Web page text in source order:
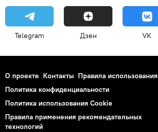
Telegram Дзен VK
О проекте Контакты Правила использования
Политика конфиденциальности
Политика использования Cookie
Правила применения рекомендательных
технологий